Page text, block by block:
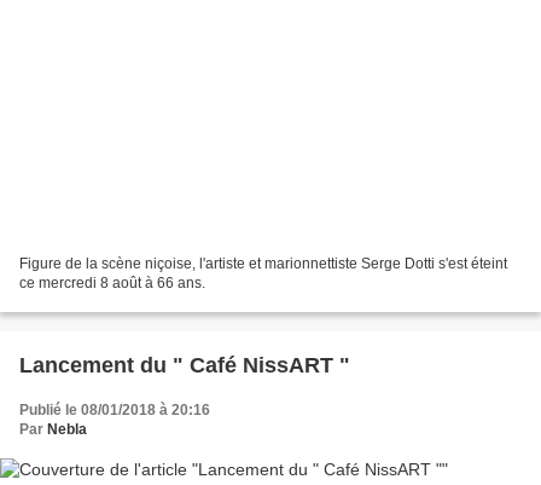
Figure de la scène niçoise, l'artiste et marionnettiste Serge Dotti s'est éteint
ce mercredi 8 août à 66 ans.
Lancement du " Café NissART "
Publié le 08/01/2018 à 20:16
Par Nebla